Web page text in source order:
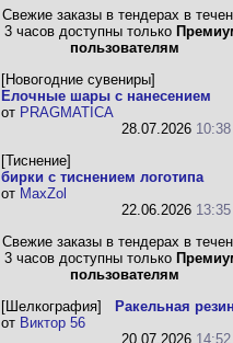
Свежие заказы в тендерах в
3 часов доступны только
пользователям
[Новогодние сувениры]
Елочные шары с нанесением
от PRAGMATICA
28.07.2026 10:38
[Тиснение]
бирки с тиснением логотипа
от MaxZol
22.06.2026 13:35
Свежие заказы в тендерах в
3 часов доступны только
пользователям
[Шелкография]
Ракельная
от Виктор 56
20.07.2026 14:52